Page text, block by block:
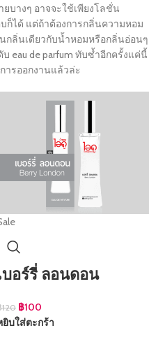
บางๆ อาจจะใช้เพียงโลชั่น
ได้ แต่ถ้าต้องการกลิ่นความหอม
กลิ่นเดียวกับน้ำหอมหรือกลิ่นอ่อนๆ
eau de parfum ทับซ้ำอีกครั้งแค่นี้
รออกงานแล้วล่ะ
บอร์รี่ ลอนดอน
120 ฿100
ยิบใส่ตะกร้า